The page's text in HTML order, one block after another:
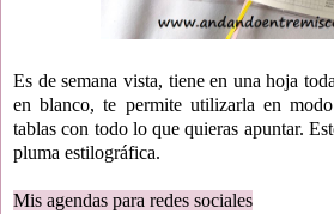
Es de semana vista, tiene en una hoja
en blanco, te permite utilizarla en
tablas con todo lo que quieras apuntar.
pluma estilográfica.
Mis agendas para redes sociales